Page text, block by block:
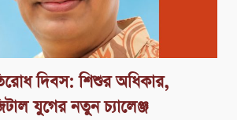
দিবস: শিশুর অধিকার,
যুগের নতুন চ্যালেঞ্জ